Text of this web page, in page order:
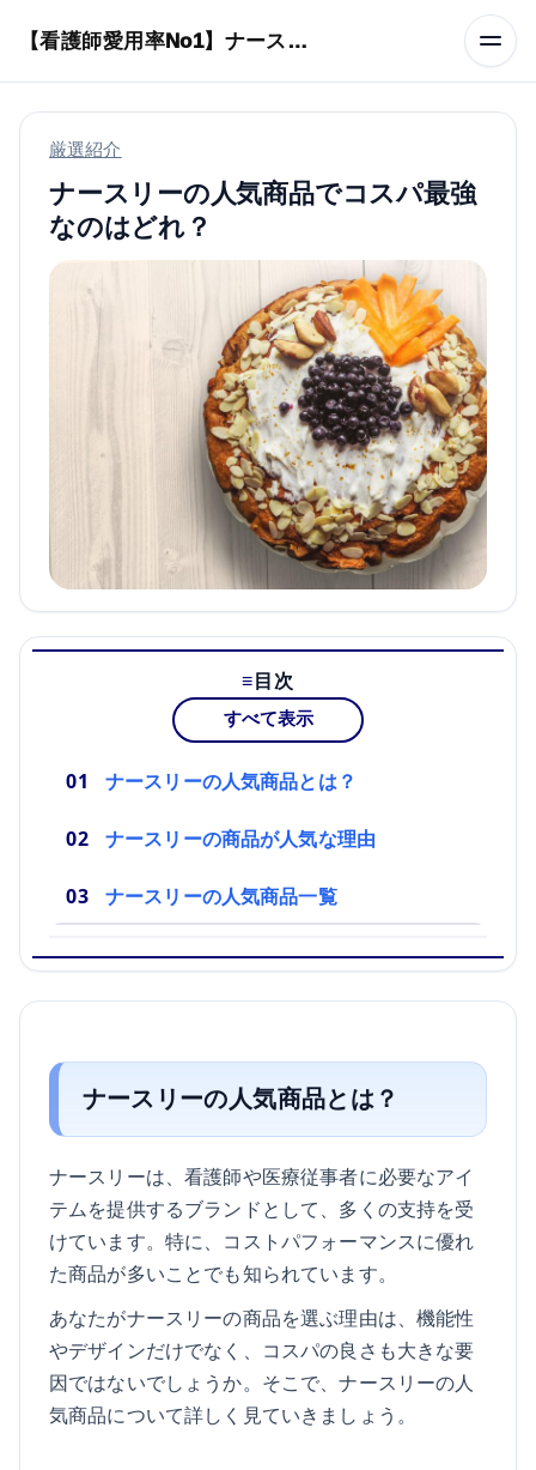
【看護師愛用率No1】ナースリーで人気の商品はコレ
厳選紹介
ナースリーの人気商品でコスパ最強
なのはどれ？
目次
すべて表示
ナースリーの人気商品とは？
ナースリーの商品が人気な理由
ナースリーの人気商品一覧
ナースリーの人気商品とは？
ナースリーは、看護師や医療従事者に必要なアイ
テムを提供するブランドとして、多くの支持を受
けています。特に、コストパフォーマンスに優れ
た商品が多いことでも知られています。
あなたがナースリーの商品を選ぶ理由は、機能性
やデザインだけでなく、コスパの良さも大きな要
因ではないでしょうか。そこで、ナースリーの人
気商品について詳しく見ていきましょう。